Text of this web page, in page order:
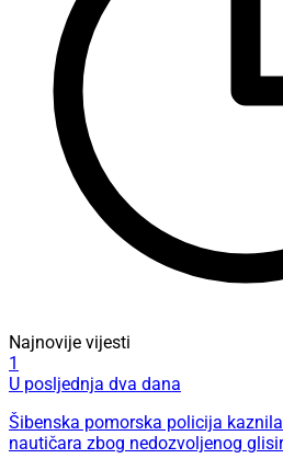
Najnovije vijesti
1
U posljednja dva dana
Šibenska pomorska policija
nautičara zbog nedozvoljenog